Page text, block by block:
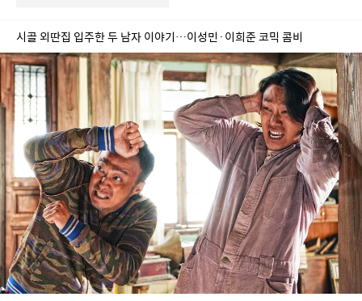
시골 외딴집 입주한 두 남자 이야기…이성민·이희준 코믹 콤비